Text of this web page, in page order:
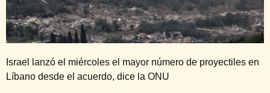
Israel lanzó el miércoles el mayor número de proyectiles en
Líbano desde el acuerdo, dice la ONU